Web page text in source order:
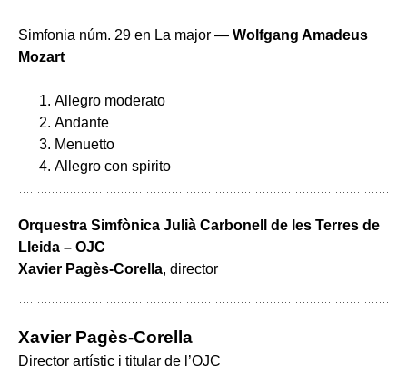
Simfonia núm. 29 en La major — Wolfgang Amadeus
Mozart
Allegro moderato
Andante
Menuetto
Allegro con spirito
Orquestra Simfònica Julià Carbonell de les Terres de
Lleida – OJC
Xavier Pagès-Corella, director
Xavier Pagès-Corella
Director artístic i titular de l’OJC